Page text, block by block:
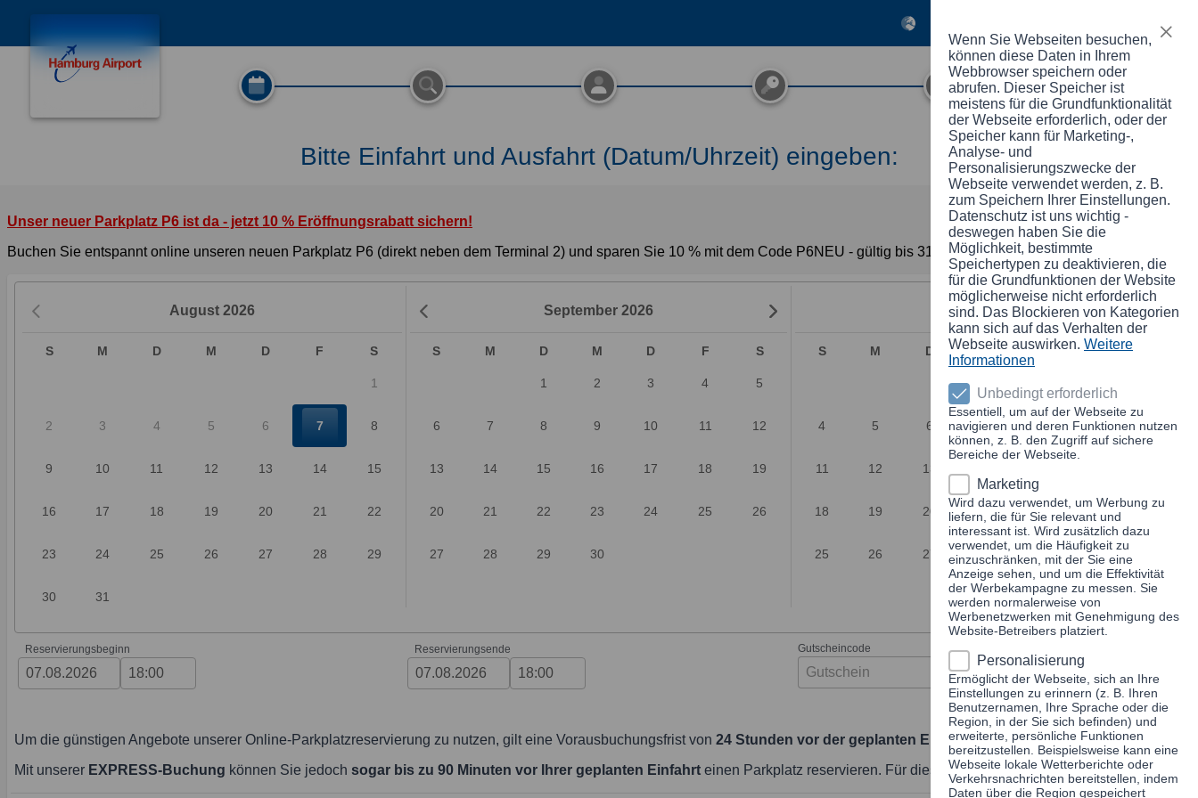
Registrieren
Bitte Einfahrt und Ausfahrt (Datum/Uhrzeit) eingeben:
Unser neuer Parkplatz P6 ist da - jetzt 10 % Eröffnungsrabatt sichern!
Buchen Sie entspannt online unseren neuen Parkplatz P6 (direkt neben dem Terminal 2) und sparen Sie 10 % mit dem Code P6NEU - gültig bis 31.08.2026 (ab 5 Tagen).
August 2026
S M D M D F S
1
2 3 4 5 6 7 8
9 10 11 12 13 14 15
16 17 18 19 20 21 22
23 24 25 26 27 28 29
30 31
September 2026
S M D M D F S
1 2 3 4 5
6 7 8 9 10 11 12
13 14 15 16 17 18 19
20 21 22 23 24 25 26
27 28 29 30
Oktober 2026
S M D M D F
4 5 6 7 8 9 10
11 12 13
18 19 20 21 22 23 24
25 26 27 28 29 30
Reservierungsbeginn Reservierungsende Gutscheincode
Gutschein Einlösen
Um die günstigen Angebote unserer Online-Parkplatzreservierung zu nutzen, gilt eine Vorausbuchungsfrist von 24 Stunden vor der geplanten Einfahrt.
Mit unserer EXPRESS-Buchung können Sie jedoch sogar bis zu 90 Minuten vor Ihrer geplanten Einfahrt einen Parkplatz reservieren. Für diesen Service gelten gesonderte Tarife.
Wenn Sie Webseiten besuchen,
können diese Daten in Ihrem
Webbrowser speichern oder
abrufen. Dieser Speicher ist
meistens für die Grundfunktionalität
der Webseite erforderlich, oder der
Speicher kann für Marketing-,
Analyse- und
Personalisierungszwecke der
Webseite verwendet werden, z. B.
zum Speichern Ihrer Einstellungen.
Datenschutz ist uns wichtig -
deswegen haben Sie die
Möglichkeit, bestimmte
Speichertypen zu deaktivieren, die
für die Grundfunktionen der Website
möglicherweise nicht erforderlich
sind. Das Blockieren von Kategorien
kann sich auf das Verhalten der
Webseite auswirken. Weitere
Informationen
Unbedingt erforderlich
Essentiell, um auf der Webseite zu
navigieren und deren Funktionen nutzen
können, z. B. den Zugriff auf sichere
Bereiche der Webseite.
Marketing
Wird dazu verwendet, um Werbung zu
liefern, die für Sie relevant und
interessant ist. Wird zusätzlich dazu
verwendet, um die Häufigkeit zu
einzuschränken, mit der Sie eine
Anzeige sehen, und um die Effektivität
der Werbekampagne zu messen. Sie
werden normalerweise von
Werbenetzwerken mit Genehmigung des
Website-Betreibers platziert.
Personalisierung
Ermöglicht der Webseite, sich an Ihre
Einstellungen zu erinnern (z. B. Ihren
Benutzernamen, Ihre Sprache oder die
Region, in der Sie sich befinden) und
erweiterte, persönliche Funktionen
bereitzustellen. Beispielsweise kann eine
Webseite lokale Wetterberichte oder
Verkehrsnachrichten bereitstellen, indem
Daten über die Region gespeichert